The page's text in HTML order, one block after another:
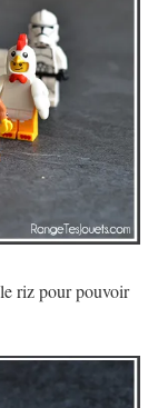
riz pour pouvoir